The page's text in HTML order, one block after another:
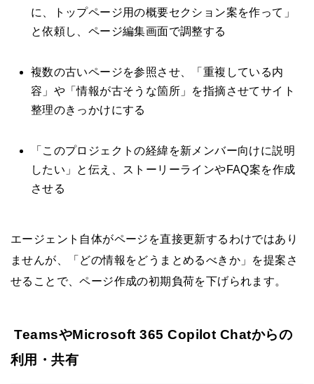
に、トップページ用の概要セクション案を作って」
と依頼し、ページ編集画面で調整する
複数の古いページを参照させ、「重複している内
容」や「情報が古そうな箇所」を指摘させてサイト
整理のきっかけにする
「このプロジェクトの経緯を新メンバー向けに説明
したい」と伝え、ストーリーラインやFAQ案を作成
させる
エージェント自体がページを直接更新するわけではあり
ませんが、「どの情報をどうまとめるべきか」を提案さ
せることで、ページ作成の初期負荷を下げられます。
TeamsやMicrosoft 365 Copilot Chatからの
利用・共有